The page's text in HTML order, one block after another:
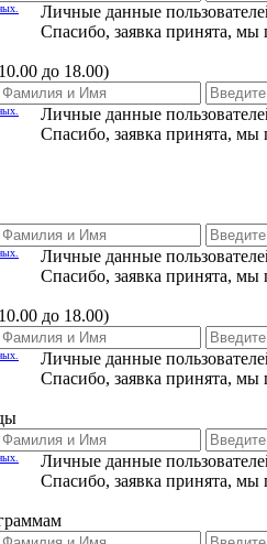
Личные данные
Спасибо, заявка принята,
до 18.00)
Личные данные
Спасибо, заявка принята,
Личные данные
Спасибо, заявка принята,
до 18.00)
Личные данные
Спасибо, заявка принята,
Личные данные
Спасибо, заявка принята,